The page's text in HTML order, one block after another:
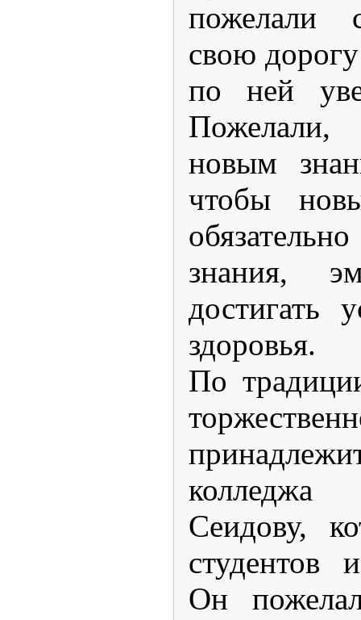
пожелали
свою
по ней
новым
чтобы
знания,
достигать
здоровья.
По
Сеидову,
студентов
Он